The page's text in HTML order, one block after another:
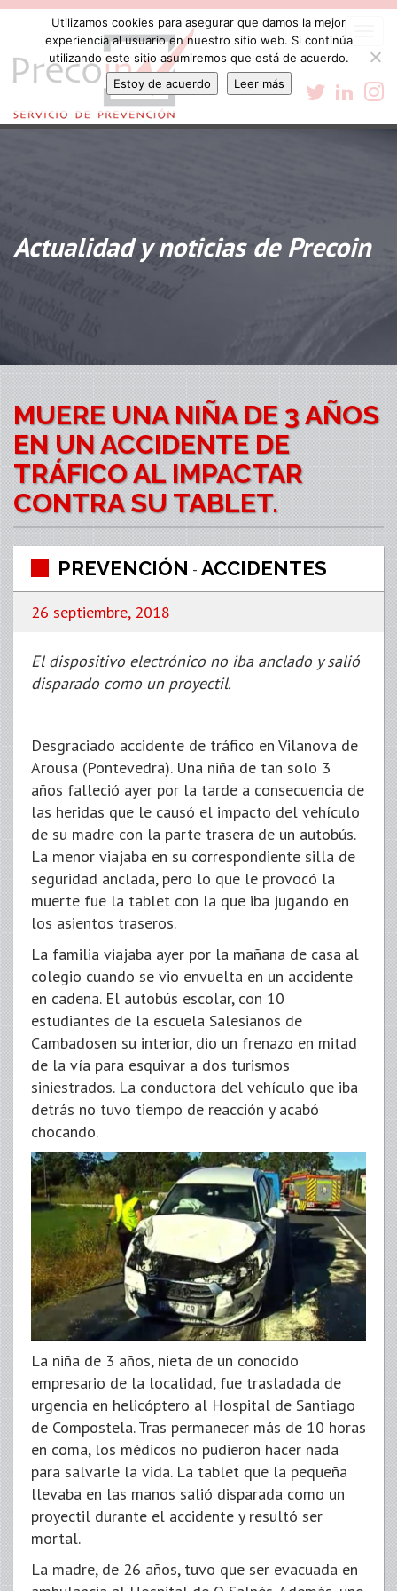
Actualidad y noticias de Precoin
MUERE UNA NIÑA DE 3 AÑOS
EN UN ACCIDENTE DE
TRÁFICO AL IMPACTAR
CONTRA SU TABLET.
PREVENCIÓN - ACCIDENTES
26 septiembre, 2018
El dispositivo electrónico no iba anclado y salió
disparado como un proyectil.
Desgraciado accidente de tráfico en Vilanova de
Arousa (Pontevedra). Una niña de tan solo 3
años falleció ayer por la tarde a consecuencia de
las heridas que le causó el impacto del vehículo
de su madre con la parte trasera de un autobús.
La menor viajaba en su correspondiente silla de
seguridad anclada, pero lo que le provocó la
muerte fue la tablet con la que iba jugando en
los asientos traseros.
La familia viajaba ayer por la mañana de casa al
colegio cuando se vio envuelta en un accidente
en cadena. El autobús escolar, con 10
estudiantes de la escuela Salesianos de
Cambadosen su interior, dio un frenazo en mitad
de la vía para esquivar a dos turismos
siniestrados. La conductora del vehículo que iba
detrás no tuvo tiempo de reacción y acabó
chocando.
La niña de 3 años, nieta de un conocido
empresario de la localidad, fue trasladada de
urgencia en helicóptero al Hospital de Santiago
de Compostela. Tras permanecer más de 10 horas
en coma, los médicos no pudieron hacer nada
para salvarle la vida. La tablet que la pequeña
llevaba en las manos salió disparada como un
proyectil durante el accidente y resultó ser
mortal.
La madre, de 26 años, tuvo que ser evacuada en
Utilizamos cookies para asegurar que damos la mejor
experiencia al usuario en nuestro sitio web. Si continúa
utilizando este sitio asumiremos que está de acuerdo.
Estoy de acuerdo
Leer más